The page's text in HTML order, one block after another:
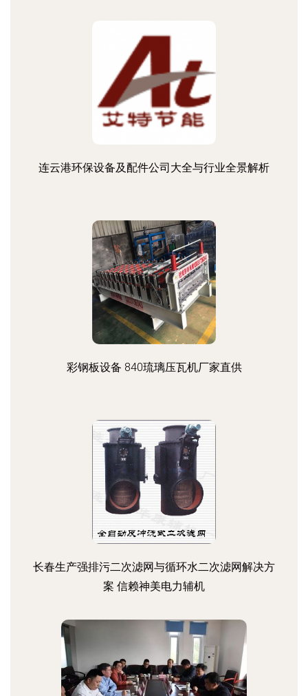
连云港环保设备及配件公司大全与行业全景解析
彩钢板设备 840琉璃压瓦机厂家直供
长春生产强排污二次滤网与循环水二次滤网解决方
案 信赖神美电力辅机